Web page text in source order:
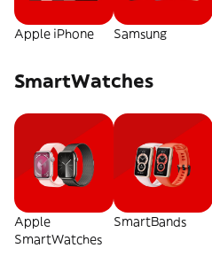
Apple iPhone Samsung
SmartWatches
Apple
SmartWatches
SmartBands